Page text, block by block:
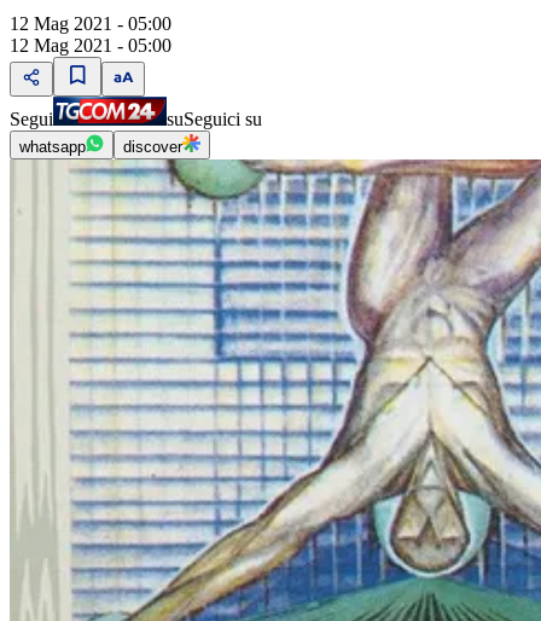
12 Mag 2021 - 05:00
12 Mag 2021 - 05:00
Segui suSeguici su
whatsapp discover